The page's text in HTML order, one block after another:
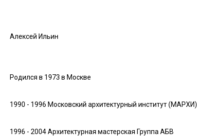
Алексей Ильин
Родился в 1973 в Москве
1990 - 1996 Московский архитектурный институт (МАРХИ)
1996 - 2004 Архитектурная мастерская Группа АБВ